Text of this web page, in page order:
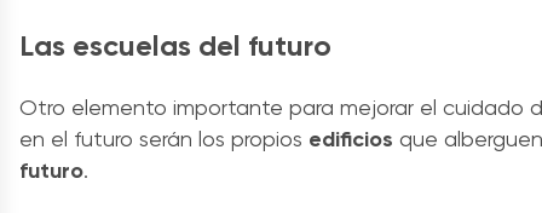
Las escuelas del futuro
Otro elemento importante para mejorar el cuidado
en el futuro serán los propios edificios que
futuro.